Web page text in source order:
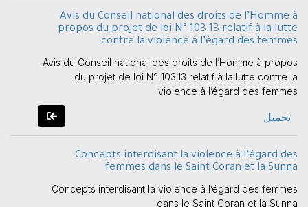
Avis du Conseil national des droits de l’Homme à
propos du projet de loi N° 103.13 relatif à la lutte
contre la violence à l’égard des femmes
Avis du Conseil national des droits de l’Homme à propos
du projet de loi N° 103.13 relatif à la lutte contre la
violence à l’égard des femmes
تحميل
Concepts interdisant la violence à l’égard des
femmes dans le Saint Coran et la Sunna
Concepts interdisant la violence à l’égard des femmes
dans le Saint Coran et la Sunna